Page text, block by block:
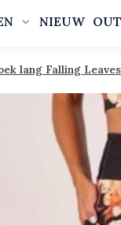
NIEUW
lang Falling Leaves